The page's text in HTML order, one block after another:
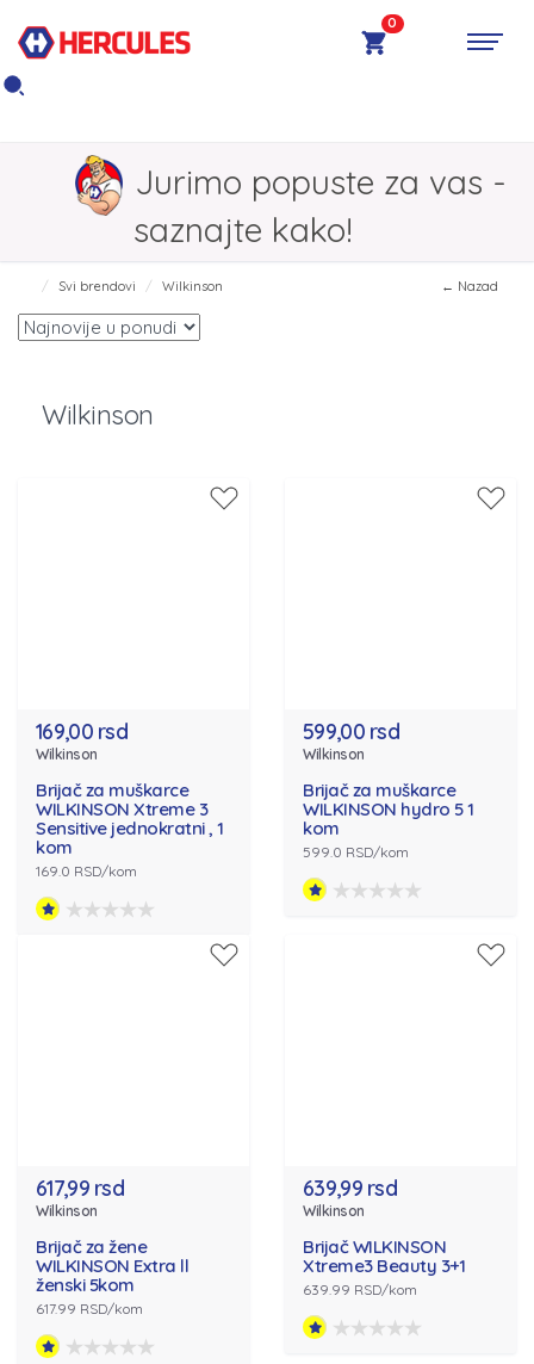
0
Jurimo popuste za vas -
saznajte kako!
Svi brendovi Wilkinson ← Nazad
Wilkinson
169,00 rsd
Wilkinson
Brijač za muškarce
WILKINSON Xtreme 3
Sensitive jednokratni , 1
kom
169.0 RSD/kom
599,00 rsd
Wilkinson
Brijač za muškarce
WILKINSON hydro 5 1
kom
599.0 RSD/kom
617,99 rsd
Wilkinson
Brijač za žene
WILKINSON Extra ll
ženski 5kom
617.99 RSD/kom
639,99 rsd
Wilkinson
Brijač WILKINSON
Xtreme3 Beauty 3+1
639.99 RSD/kom